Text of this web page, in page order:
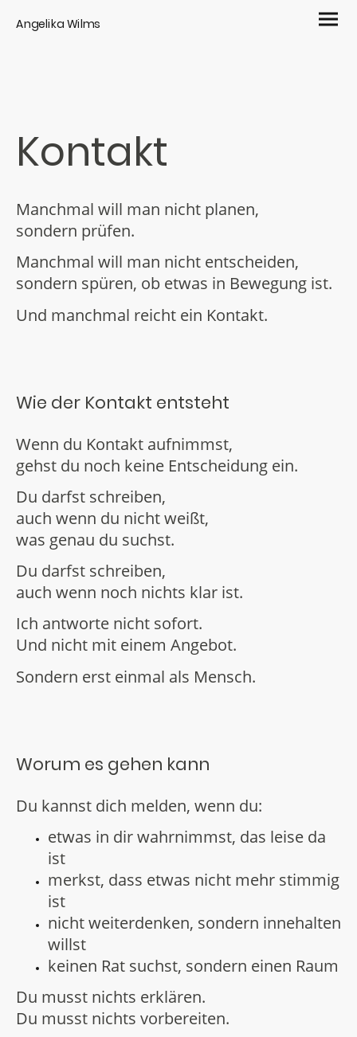
Angelika Wilms
Kontakt
Manchmal will man nicht planen,
sondern prüfen.
Manchmal will man nicht entscheiden,
sondern spüren, ob etwas in Bewegung ist.
Und manchmal reicht ein Kontakt.
Wie der Kontakt entsteht
Wenn du Kontakt aufnimmst,
gehst du noch keine Entscheidung ein.
Du darfst schreiben,
auch wenn du nicht weißt,
was genau du suchst.
Du darfst schreiben,
auch wenn noch nichts klar ist.
Ich antworte nicht sofort.
Und nicht mit einem Angebot.
Sondern erst einmal als Mensch.
Worum es gehen kann
Du kannst dich melden, wenn du:
etwas in dir wahrnimmst, das leise da
ist
merkst, dass etwas nicht mehr stimmig
ist
nicht weiterdenken, sondern innehalten
willst
keinen Rat suchst, sondern einen Raum
Du musst nichts erklären.
Du musst nichts vorbereiten.